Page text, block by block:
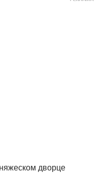
дворце